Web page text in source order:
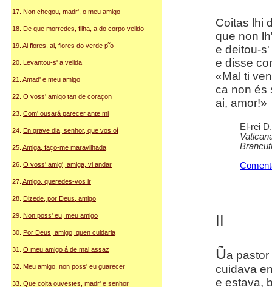
17. Non chegou, madr', o meu amigo
18. De que morredes, filha, a do corpo velido
19. Ai flores, ai, flores do verde pĩo
20. Levantou-s' a velida
21. Amad' e meu amigo
22. O voss' amigo tan de coraçon
23. Com' ousará parecer ante mi
24. En grave dia, senhor, que vos oí
25. Amiga, faço-me maravilhada
26. O voss' amig', amiga, vi andar
27. Amigo, queredes-vos ir
28. Dizede, por Deus, amigo
29. Non poss' eu, meu amigo
30. Por Deus, amigo, quen cuidaria
31. O meu amigo á de mal assaz
32. Meu amigo, non poss' eu guarecer
33. Que coita ouvestes, madr' e senhor
Coitas lhi
que non
e deitou-
e disse
«Mal ti
ca non és
ai, amor!»
El-rei
II
Ũa
cuidava
e estava,